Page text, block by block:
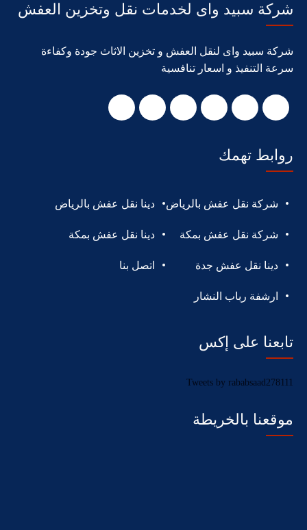
شركة سبيد واى لخدمات نقل وتخزين العفش
شركة سبيد واى لنقل العفش و تخزين الاثاث جودة وكفاءة
سرعة التنفيذ و اسعار تنافسية
روابط تهمك
شركة نقل عفش بالرياض دينا نقل عفش بالرياض
شركة نقل عفش بمكة دينا نقل عفش بمكة
دينا نقل عفش جدة اتصل بنا
ارشفة رباب النشار
تابعنا على إكس
Tweets by rababsaad278111
موقعنا بالخريطة